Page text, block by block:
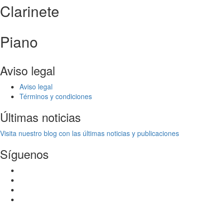
Clarinete
Piano
Aviso legal
Aviso legal
Términos y condiciones
Últimas noticias
Visita nuestro blog con las últimas noticias y publicaciones
Síguenos